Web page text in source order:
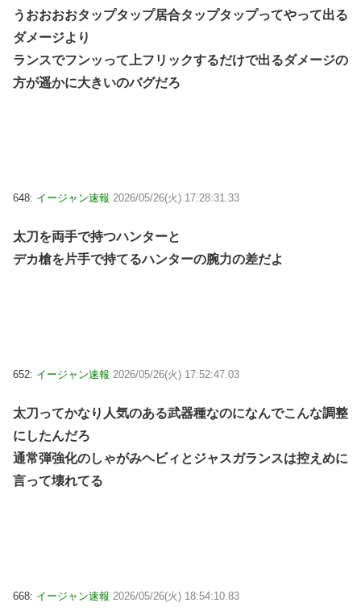
うおおおおタップタップ居合タップタップってやって出る
ダメージより
ランスでフンッって上フリックするだけで出るダメージの
方が遥かに大きいのバグだろ
648: イージャン速報 2026/05/26(火) 17:28:31.33
太刀を両手で持つハンターと
デカ槍を片手で持てるハンターの腕力の差だよ
652: イージャン速報 2026/05/26(火) 17:52:47.03
太刀ってかなり人気のある武器種なのになんでこんな調整
にしたんだろ
通常弾強化のしゃがみヘビィとジャスガランスは控えめに
言って壊れてる
668: イージャン速報 2026/05/26(火) 18:54:10.83